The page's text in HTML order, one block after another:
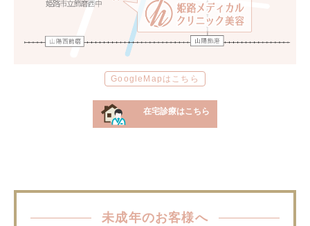
GoogleMapはこちら
在宅診療はこちら
未成年のお客様へ